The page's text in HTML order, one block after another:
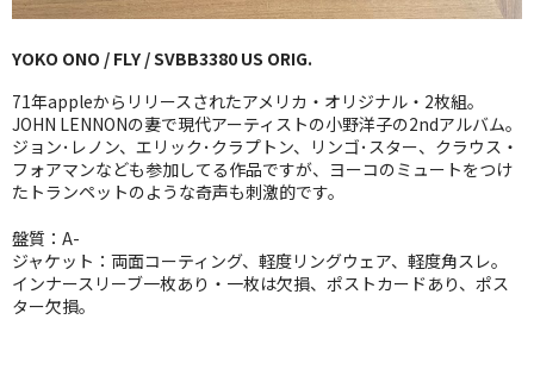
BLUE NOTE
JAZZ-EU
JAZZ-JP
JAZZ-VOCAL
ROCK
FOLK,SSW
YOKO ONO / FLY / SVBB3380 US ORIG.
71年appleからリリースされたアメリカ・オリジナル・2枚組。
JOHN LENNONの妻で現代アーティストの小野洋子の2ndアルバム。
ジョン･レノン、エリック･クラプトン、リンゴ･スター、クラウス・
フォアマンなども参加してる作品ですが、ヨーコのミュートをつけ
たトランペットのような奇声も刺激的です。
盤質：A-
ジャケット：両面コーティング、軽度リングウェア、軽度角スレ。
インナースリーブ一枚あり・一枚は欠損、ポストカードあり、ポス
ター欠損。